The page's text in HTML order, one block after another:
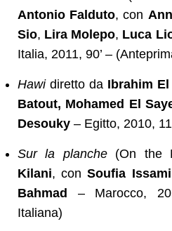
Antonio Falduto, con
Sio, Lira Molepo, Luca
Italia, 2011, 90’ –
Hawi diretto da Ibrahim
Batout, Mohamed El
Desouky – Egitto, 2010,
Sur la planche(On the
Kilani, conSoufia
Bahmad – Marocco,
Italiana)